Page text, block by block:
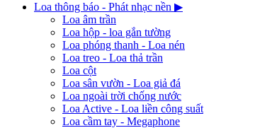
Loa thông báo - Phát nhạc nền ▶
Loa âm trần
Loa hộp - loa gắn tường
Loa phóng thanh - Loa nén
Loa treo - Loa thả trần
Loa cột
Loa sân vườn - Loa giả đá
Loa ngoài trời chống nước
Loa Active - Loa liền công suất
Loa cầm tay - Megaphone